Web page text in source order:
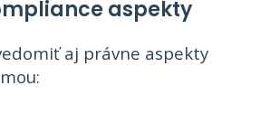
aspekty
aj právne aspekty